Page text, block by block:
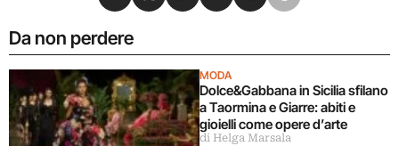
Da non perdere
MODA
Dolce&Gabbana in Sicilia sfilano
a Taormina e Giarre: abiti e
gioielli come opere d’arte
di Helga Marsala